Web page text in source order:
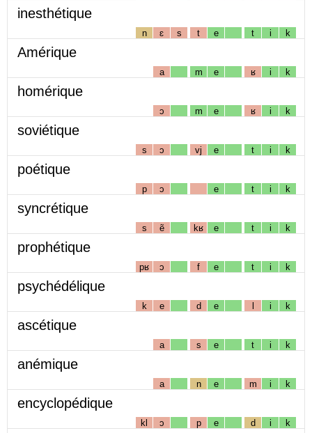
inesthétique
n ɛ s t e t i k
Amérique
a m e ʁ i k
homérique
ɔ m e ʁ i k
soviétique
s ɔ vj e t i k
poétique
p ɔ e t i k
syncrétique
s ẽ kʁ e t i k
prophétique
pʁ ɔ f e t i k
psychédélique
k e d e l i k
ascétique
a s e t i k
anémique
a n e m i k
encyclopédique
kl ɔ p e d i k